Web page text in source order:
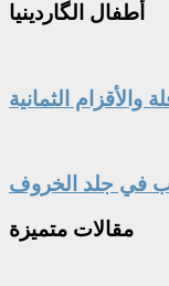
أطفال الگاردينيا
في جلد الخروف
مقالات متميزة